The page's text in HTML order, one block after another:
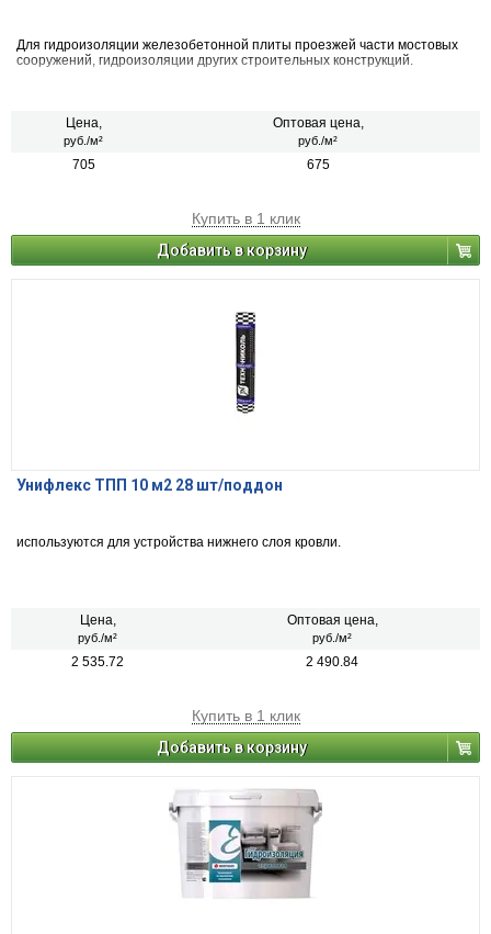
Для гидроизоляции железобетонной плиты проезжей части мостовых
сооружений, гидроизоляции других строительных конструкций.
Цена,
руб./м²
Оптовая цена,
руб./м²
705 675
Купить в 1 клик
Добавить в корзину
Унифлекс ТПП 10 м2 28 шт/поддон
используются для устройства нижнего слоя кровли.
Цена,
руб./м²
Оптовая цена,
руб./м²
2 535.72 2 490.84
Купить в 1 клик
Добавить в корзину